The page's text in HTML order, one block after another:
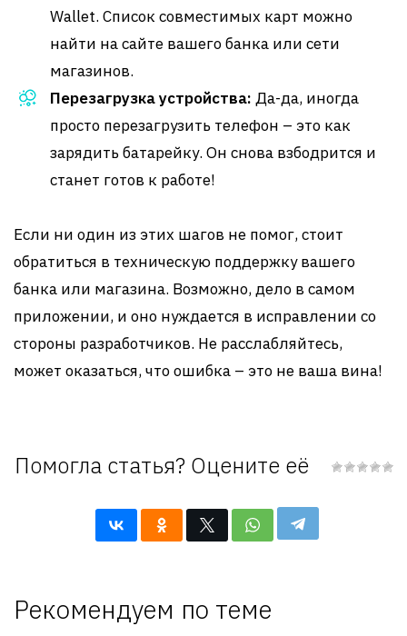
Wallet. Список совместимых карт можно
найти на сайте вашего банка или сети
магазинов.
Перезагрузка устройства: Да-да, иногда
просто перезагрузить телефон – это как
зарядить батарейку. Он снова взбодрится и
станет готов к работе!
Если ни один из этих шагов не помог, стоит
обратиться в техническую поддержку вашего
банка или магазина. Возможно, дело в самом
приложении, и оно нуждается в исправлении со
стороны разработчиков. Не расслабляйтесь,
может оказаться, что ошибка – это не ваша вина!
Помогла статья? Оцените её
Рекомендуем по теме